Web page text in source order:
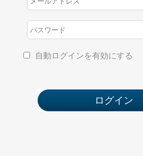
自動ログインを有効にする